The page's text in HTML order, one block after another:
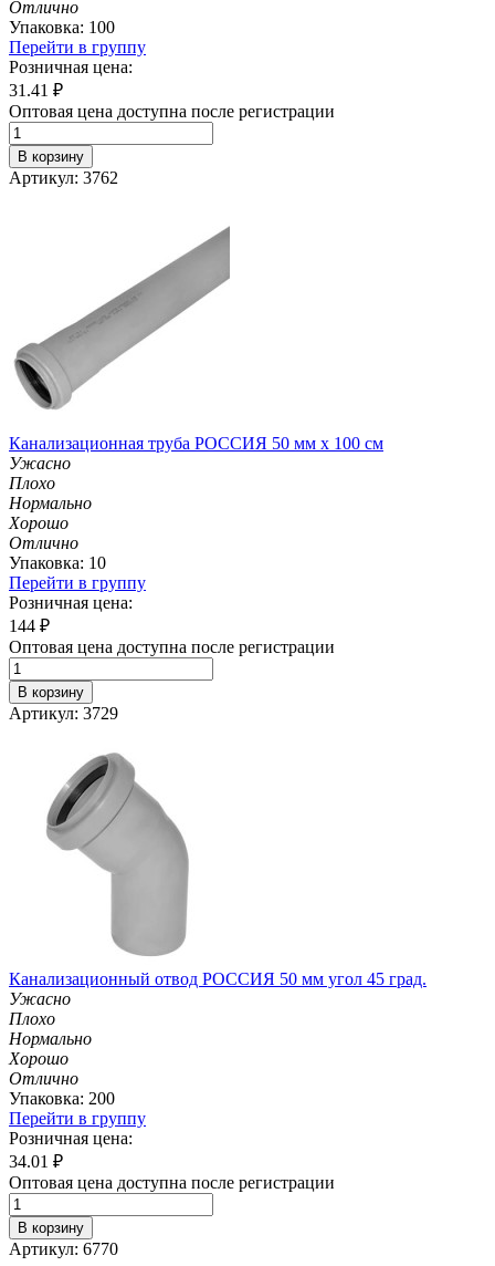
Отлично
Упаковка: 100
Перейти в группу
Розничная цена:
31.41 ₽
Оптовая цена доступна после регистрации
В корзину
Артикул: 3762
Канализационная труба РОССИЯ 50 мм х 100 см
Ужасно
Плохо
Нормально
Хорошо
Отлично
Упаковка: 10
Перейти в группу
Розничная цена:
144 ₽
Оптовая цена доступна после регистрации
В корзину
Артикул: 3729
Канализационный отвод РОССИЯ 50 мм угол 45 град.
Ужасно
Плохо
Нормально
Хорошо
Отлично
Упаковка: 200
Перейти в группу
Розничная цена:
34.01 ₽
Оптовая цена доступна после регистрации
В корзину
Артикул: 6770